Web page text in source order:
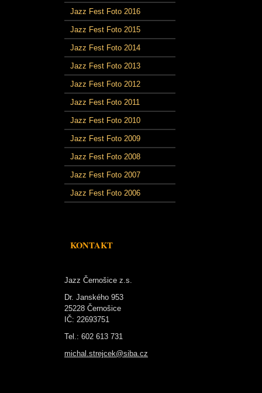
Jazz Fest Foto 2016
Jazz Fest Foto 2015
Jazz Fest Foto 2014
Jazz Fest Foto 2013
Jazz Fest Foto 2012
Jazz Fest Foto 2011
Jazz Fest Foto 2010
Jazz Fest Foto 2009
Jazz Fest Foto 2008
Jazz Fest Foto 2007
Jazz Fest Foto 2006
KONTAKT
Jazz Černošice z.s.
Dr. Janského 953
25228 Černošice
IČ: 22693751
Tel.: 602 613 731
michal.strejcek@siba.cz